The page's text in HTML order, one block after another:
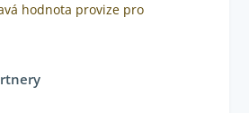
hodnota provize pro